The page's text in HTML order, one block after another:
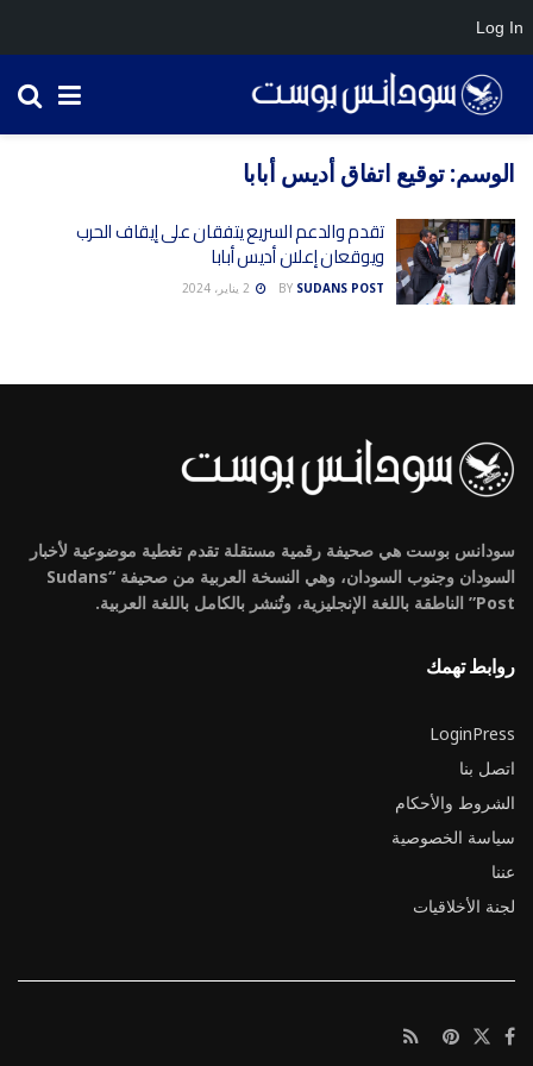
الوسم:توقيع اتفاق أديس أبابا
تقدم والدعم السريع يتفقان على إيقاف الحرب
ويوقعان إعلان أديس أبابا
BY SUDANS POST
سودانس بوست هي صحيفة رقمية مستقلة تقدم تغطية موضوعية لأخبار
السودان وجنوب السودان، وهي النسخة العربية من صحيفة “Sudans
Post” الناطقة باللغة الإنجليزية، وتُنشر بالكامل باللغة العربية.
روابط تهمك
LoginPress
اتصل بنا
الشروط والأحكام
سياسة الخصوصية
عننا
لجنة الأخلاقيات
Log In